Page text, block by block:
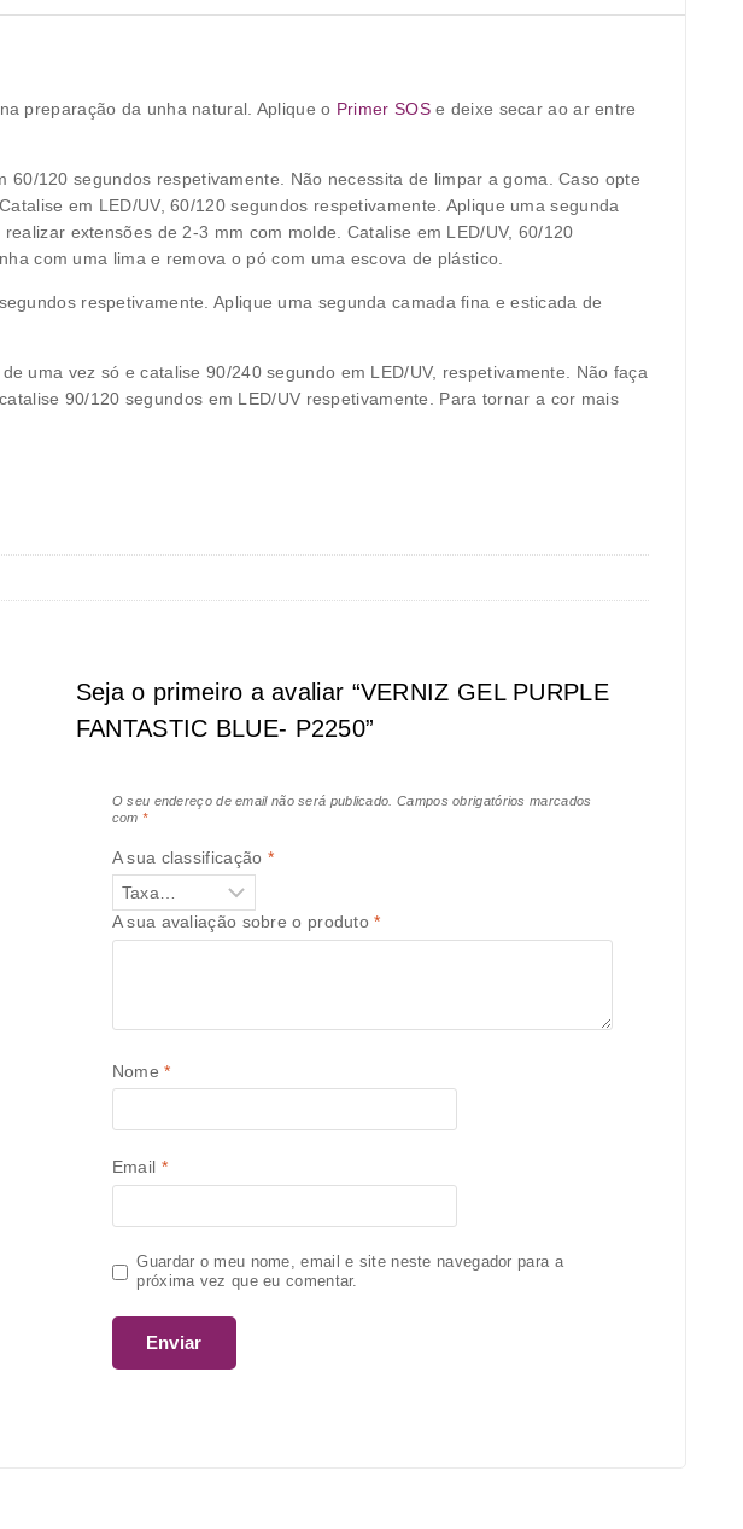
preparação da unha natural. Aplique o Primer SOSe deixe secar ao ar entre
60/120 segundos respetivamente. Não necessita de limpar a goma. Caso opte
Catalise em LED/UV, 60/120 segundos respetivamente. Aplique uma segunda
extensões de 2-3 mm com molde. Catalise em LED/UV, 60/120
com uma lima e remova o pó com uma escova de plástico.
respetivamente. Aplique uma segunda camada fina e esticada de
uma vez só e catalise 90/240 segundo em LED/UV, respetivamente. Não faça
90/120 segundos em LED/UV respetivamente. Para tornar a cor mais
Seja o primeiro a avaliar “VERNIZ GEL PURPLE
FANTASTIC BLUE- P2250”
O seu endereço de email não será publicado. Campos obrigatórios marcados
com *
A sua classificação *
A sua avaliação sobre o produto*
Nome*
Email *
Guardar o meu nome, email e site neste navegador para a
próxima vez que eu comentar.